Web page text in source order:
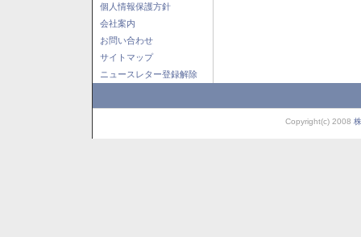
個人情報保護方針
会社案内
お問い合わせ
サイトマップ
ニュースレター登録解除
Copyright(c) 2008